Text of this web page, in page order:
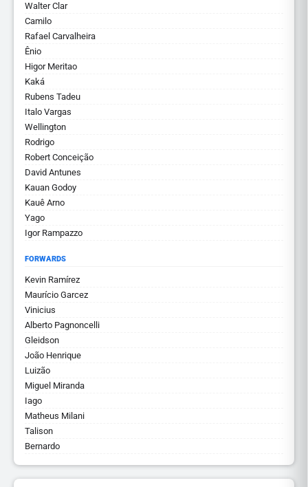
Walter Clar
Camilo
Rafael Carvalheira
Ênio
Higor Meritao
Kaká
Rubens Tadeu
Italo Vargas
Wellington
Rodrigo
Robert Conceição
David Antunes
Kauan Godoy
Kauê Arno
Yago
Igor Rampazzo
FORWARDS
Kevin Ramírez
Maurício Garcez
Vinicius
Alberto Pagnoncelli
Gleidson
João Henrique
Luizão
Miguel Miranda
Iago
Matheus Milani
Talison
Bernardo